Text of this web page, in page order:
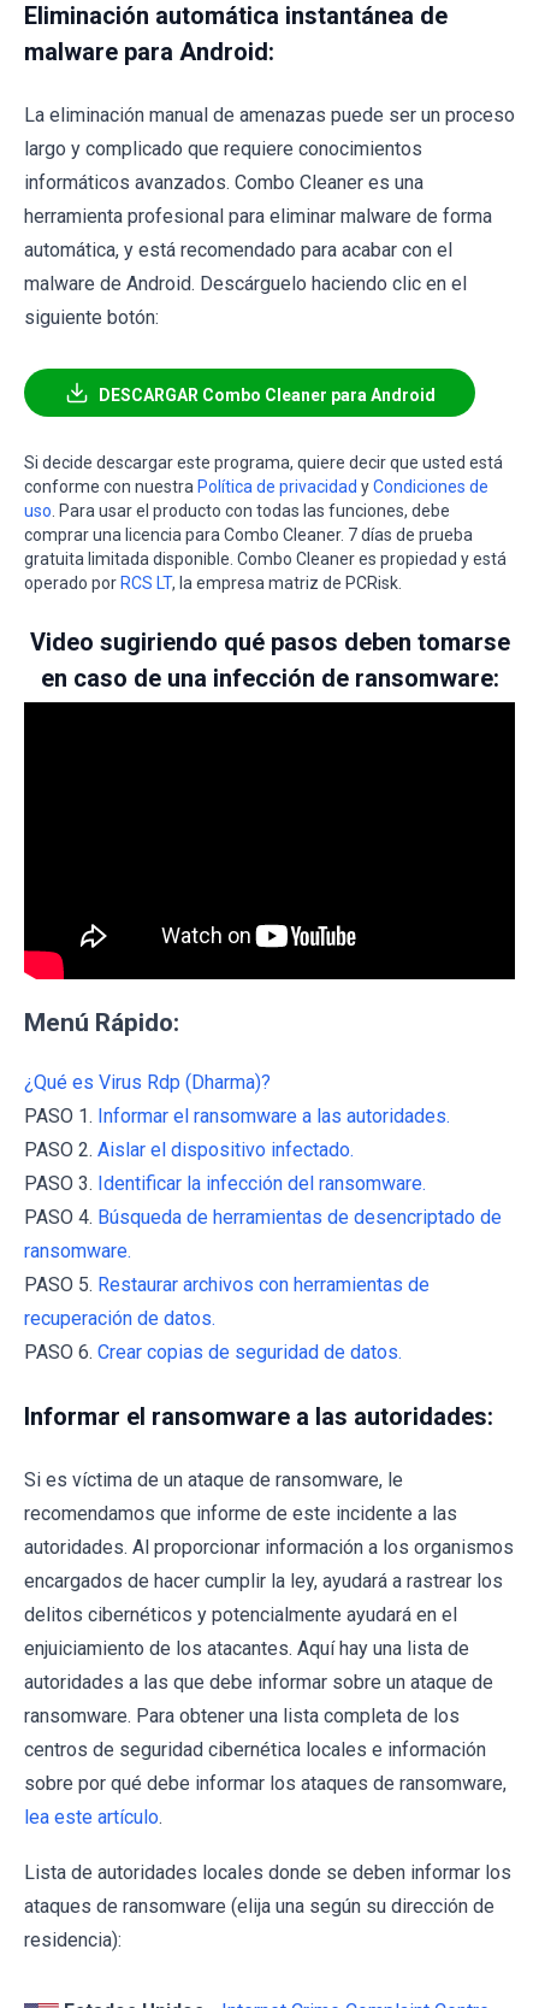
Eliminación automática instantánea de
malware para Android:
La eliminación manual de amenazas puede ser un proceso
largo y complicado que requiere conocimientos
informáticos avanzados. Combo Cleaner es una
herramienta profesional para eliminar malware de forma
automática, y está recomendado para acabar con el
malware de Android. Descárguelo haciendo clic en el
siguiente botón:
DESCARGAR Combo Cleaner para Android
Si decide descargar este programa, quiere decir que usted está
conforme con nuestra Política de privacidad yCondiciones de
uso. Para usar el producto con todas las funciones, debe
comprar una licencia para Combo Cleaner. 7 días de prueba
gratuita limitada disponible. Combo Cleaner es propiedad y está
operado por RCS LT, la empresa matriz de PCRisk.
Video sugiriendo qué pasos deben tomarse
en caso de una infección de ransomware:
Menú Rápido:
¿Qué es Virus Rdp (Dharma)?
PASO 1. Informar el ransomware a las autoridades.
PASO 2. Aislar el dispositivo infectado.
PASO 3. Identificar la infección del ransomware.
PASO 4. Búsqueda de herramientas de desencriptado de
ransomware.
PASO 5. Restaurar archivos con herramientas de
recuperación de datos.
PASO 6. Crear copias de seguridad de datos.
Informar el ransomware a las autoridades:
Si es víctima de un ataque de ransomware, le
recomendamos que informe de este incidente a las
autoridades. Al proporcionar información a los organismos
encargados de hacer cumplir la ley, ayudará a rastrear los
delitos cibernéticos y potencialmente ayudará en el
enjuiciamiento de los atacantes. Aquí hay una lista de
autoridades a las que debe informar sobre un ataque de
ransomware. Para obtener una lista completa de los
centros de seguridad cibernética locales e información
sobre por qué debe informar los ataques de ransomware,
lea este artículo.
Lista de autoridades locales donde se deben informar los
ataques de ransomware (elija una según su dirección de
residencia):